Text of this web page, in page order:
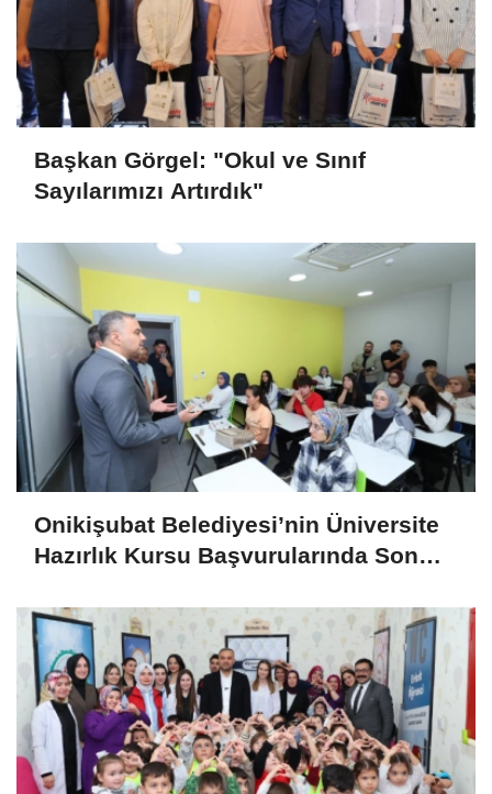
Başkan Görgel: "Okul ve Sınıf
Sayılarımızı Artırdık"
Onikişubat Belediyesi’nin Üniversite
Hazırlık Kursu Başvurularında Son